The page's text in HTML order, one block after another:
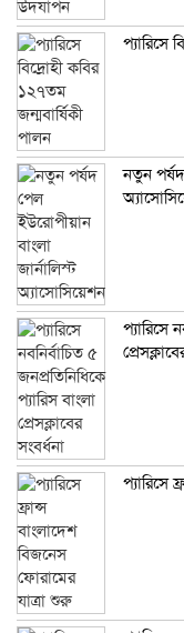
প্যারিসে
নতুন
প্যারিসে
প্যারিসে